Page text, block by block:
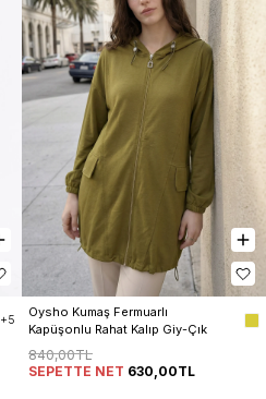
+5
Oysho Kumaş Fermuarlı
Kapüşonlu Rahat Kalıp Giy-Çık
Kap Hırka Kadın
840,00TL
SEPETTE NET 630,00TL